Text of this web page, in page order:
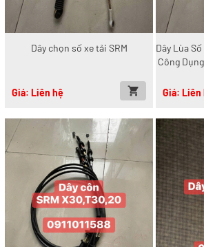
Dây chọn số xe tải SRM
Giá: Liên hệ
Dây Lùa
Công
Giá: Liên